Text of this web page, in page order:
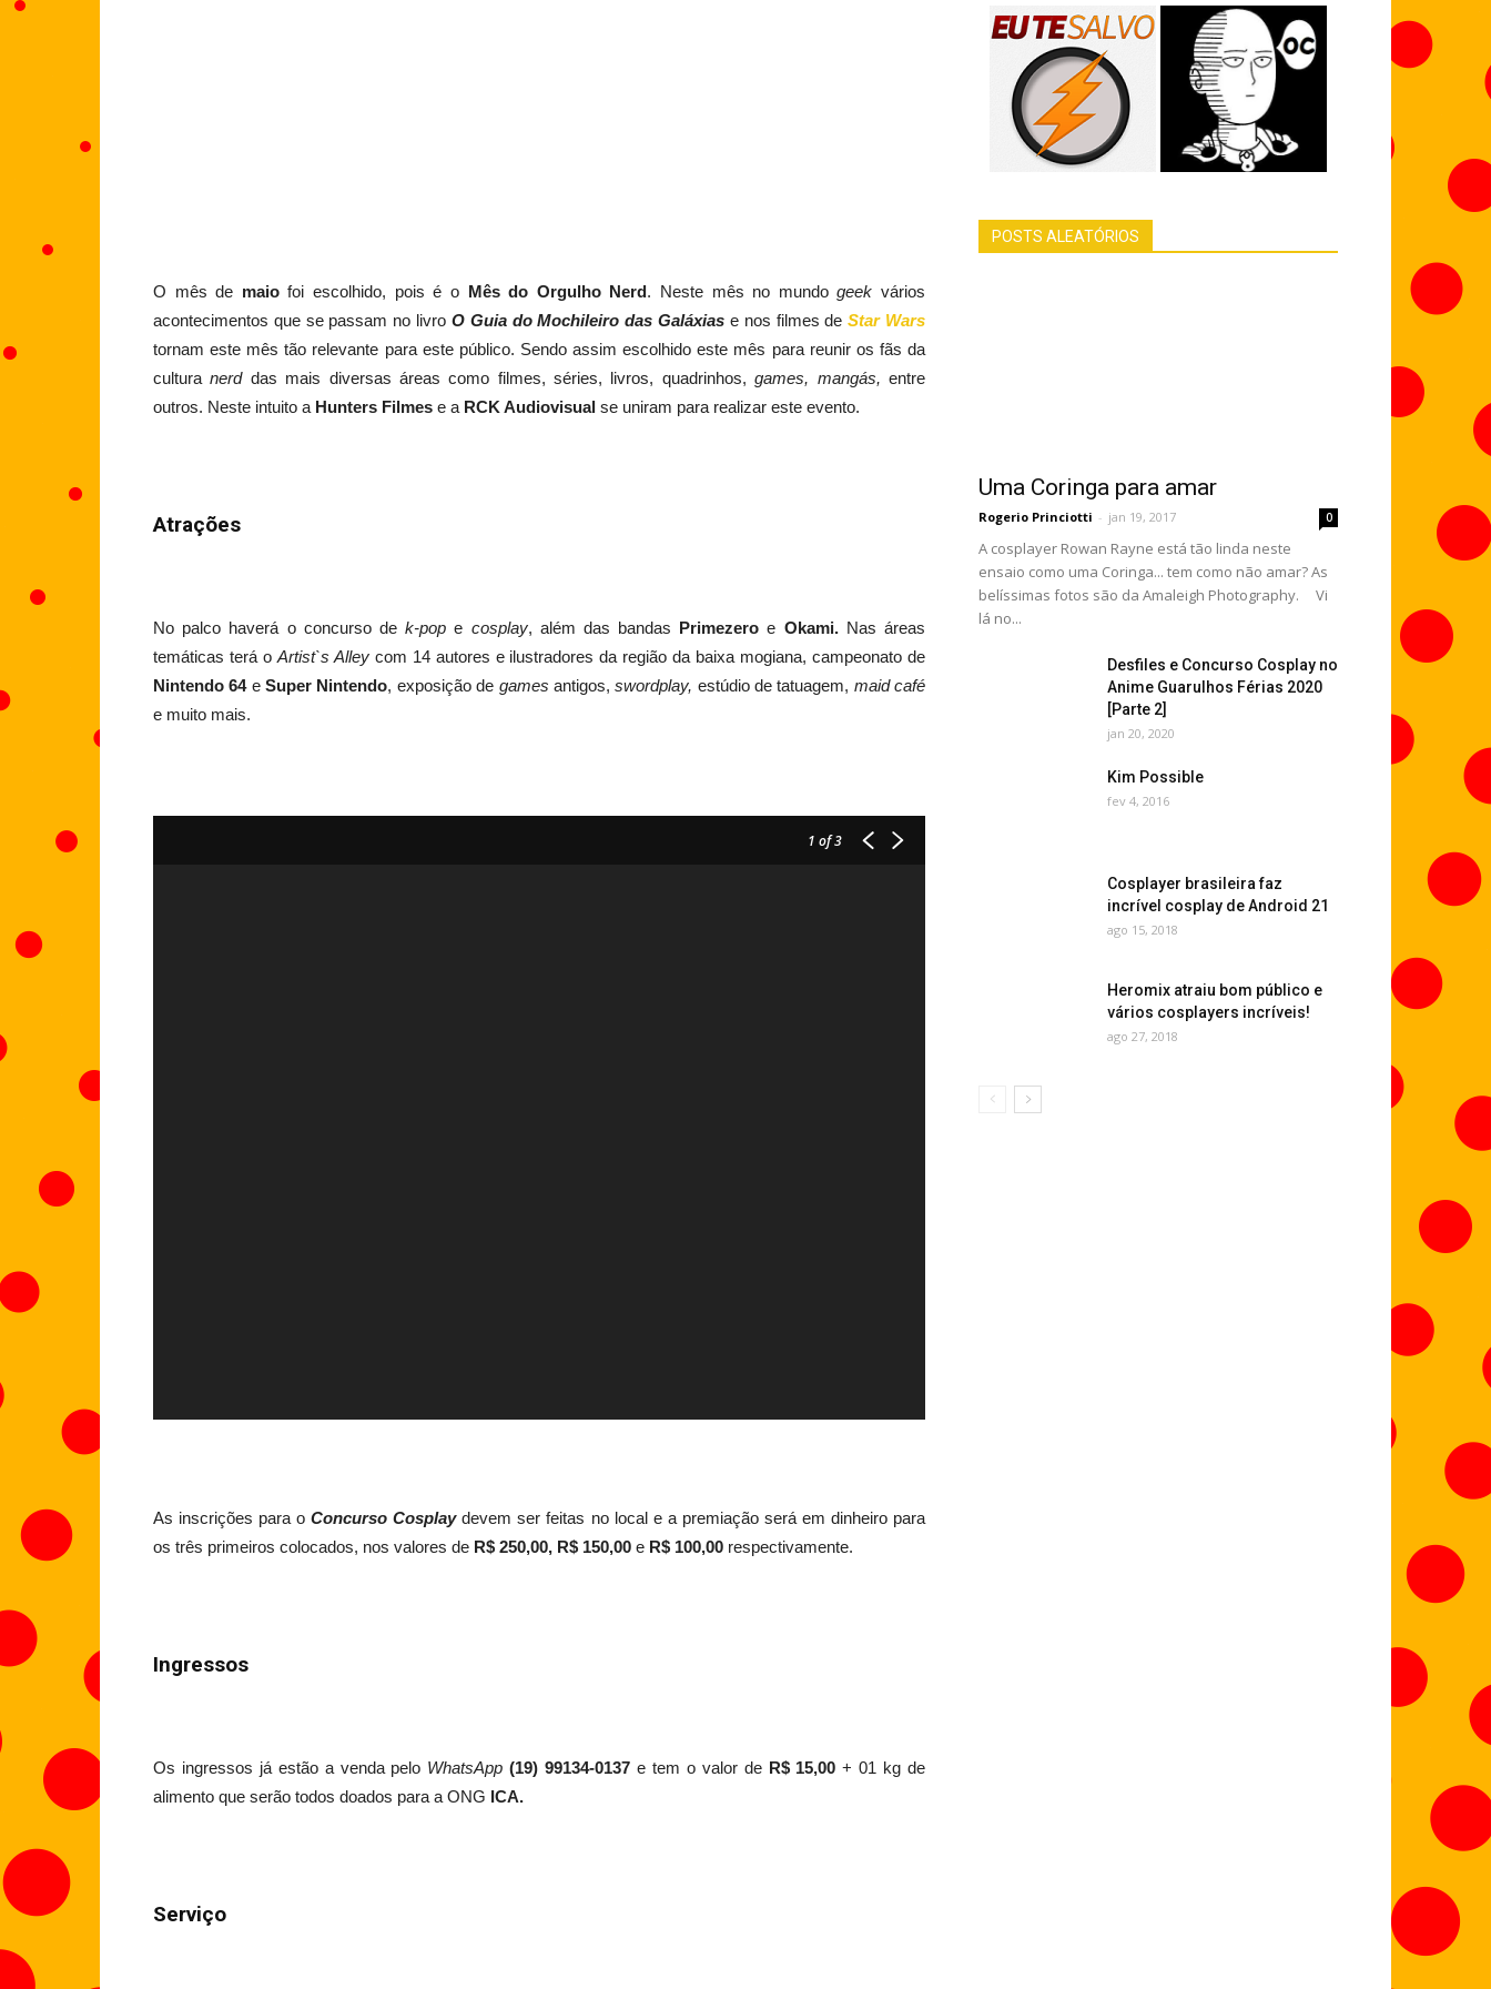
O mês de maiofoi escolhido, pois é o Mês do Orgulho Nerd. Neste mês no mundogeek vários
acontecimentos que se passam no livro O Guia do Mochileiro das Galáxias e nos filmes deStar Wars
tornam este mês tão relevante para este público. Sendo assim escolhido este mês para reunir os fãs da
culturanerddas mais diversas áreas como filmes, séries, livros, quadrinhos,games, mangás, entre
outros. Neste intuito a Hunters Filmes e a RCK Audiovisual se uniram para realizar este evento.
Atrações
No palco haverá o concurso dek-pop e cosplay, além das bandas Primezero e Okami. Nas áreas
temáticas terá o Artist`s Alleycom 14 autores e ilustradores da região da baixa mogiana, campeonato de
Nintendo 64eSuper Nintendo, exposição de games antigos,swordplay, estúdio de tatuagem, maid café
e muito mais.
1 of 3
As inscrições para oConcurso Cosplay devem ser feitas no local e a premiação será em dinheiro para
os três primeiros colocados, nos valores de R$ 250,00, R$ 150,00 e R$ 100,00 respectivamente.
Ingressos
Os ingressos já estão a venda pelo WhatsApp (19) 99134-0137 e tem o valor de R$ 15,00 + 01 kg de
alimento que serão todos doados para a ONG ICA.
Serviço
POSTS ALEATÓRIOS
Uma Coringa para amar
Rogerio Princiotti - jan 19, 2017 0
A cosplayer Rowan Rayne está tão linda neste
ensaio como uma Coringa... tem como não amar? As
belíssimas fotos são da Amaleigh Photography. Vi
lá no...
Desfiles e Concurso Cosplay no
Anime Guarulhos Férias 2020
[Parte 2]
jan 20, 2020
Kim Possible
fev 4, 2016
Cosplayer brasileira faz
incrível cosplay de Android 21
ago 15, 2018
Heromix atraiu bom público e
vários cosplayers incríveis!
ago 27, 2018